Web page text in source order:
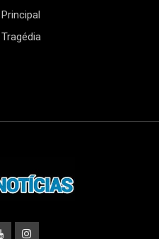
Principal
Tragédia